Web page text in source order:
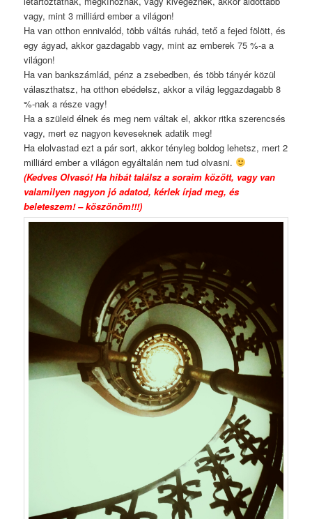
vagy, mint 3 milliárd ember a világon!
Ha van otthon ennivalód, több váltás ruhád, tető a fejed fölött, és
egy ágyad, akkor gazdagabb vagy, mint az emberek 75 %-a a
világon!
Ha van bankszámlád, pénz a zsebedben, és több tányér közül
választhatsz, ha otthon ebédelsz, akkor a világ leggazdagabb 8
%-nak a része vagy!
Ha a szüleid élnek és meg nem váltak el, akkor ritka szerencsés
vagy, mert ez nagyon keveseknek adatik meg!
Ha elolvastad ezt a pár sort, akkor tényleg boldog lehetsz, mert 2
milliárd ember a világon egyáltalán nem tud olvasni.
(Kedves Olvasó! Ha hibát találsz a soraim között, vagy van
valamilyen nagyon jó adatod, kérlek írjad meg, és
beleteszem! – köszönöm!!!)